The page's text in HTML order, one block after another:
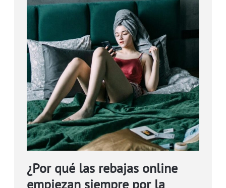
¿Por qué las rebajas online
empiezan siempre por la